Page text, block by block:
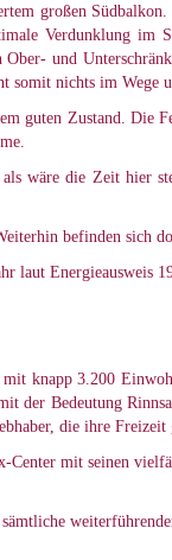
großen
Verdunklung im
und
nichts im
guten Zustand. Die
wäre die Zeit hier
befinden sich
laut Energieausweis
knapp 3.200
der Bedeutung
die ihre
mit seinen